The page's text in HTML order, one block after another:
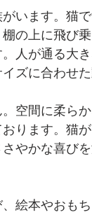
います。猫
の上に飛び
人が通る大
ズに合わせ
空間に柔ら
ります。猫
やかな喜びを
絵本やおも